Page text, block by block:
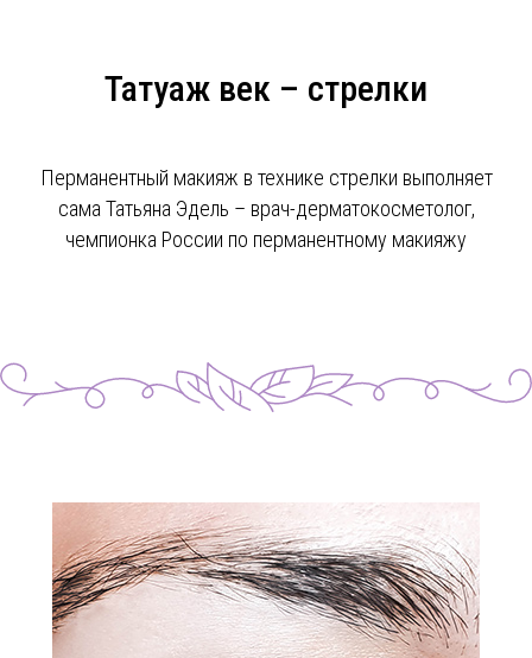
Татуаж век – стрелки
Перманентный макияж в технике стрелки выполняет
сама Татьяна Эдель – врач-дерматокосметолог,
чемпионка России по перманентному макияжу